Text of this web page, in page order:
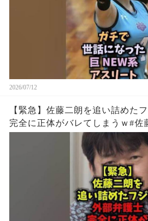
2026/07/12
【緊急】佐藤二朗を追い詰めた
完全に正体がバレてしまうｗ#佐